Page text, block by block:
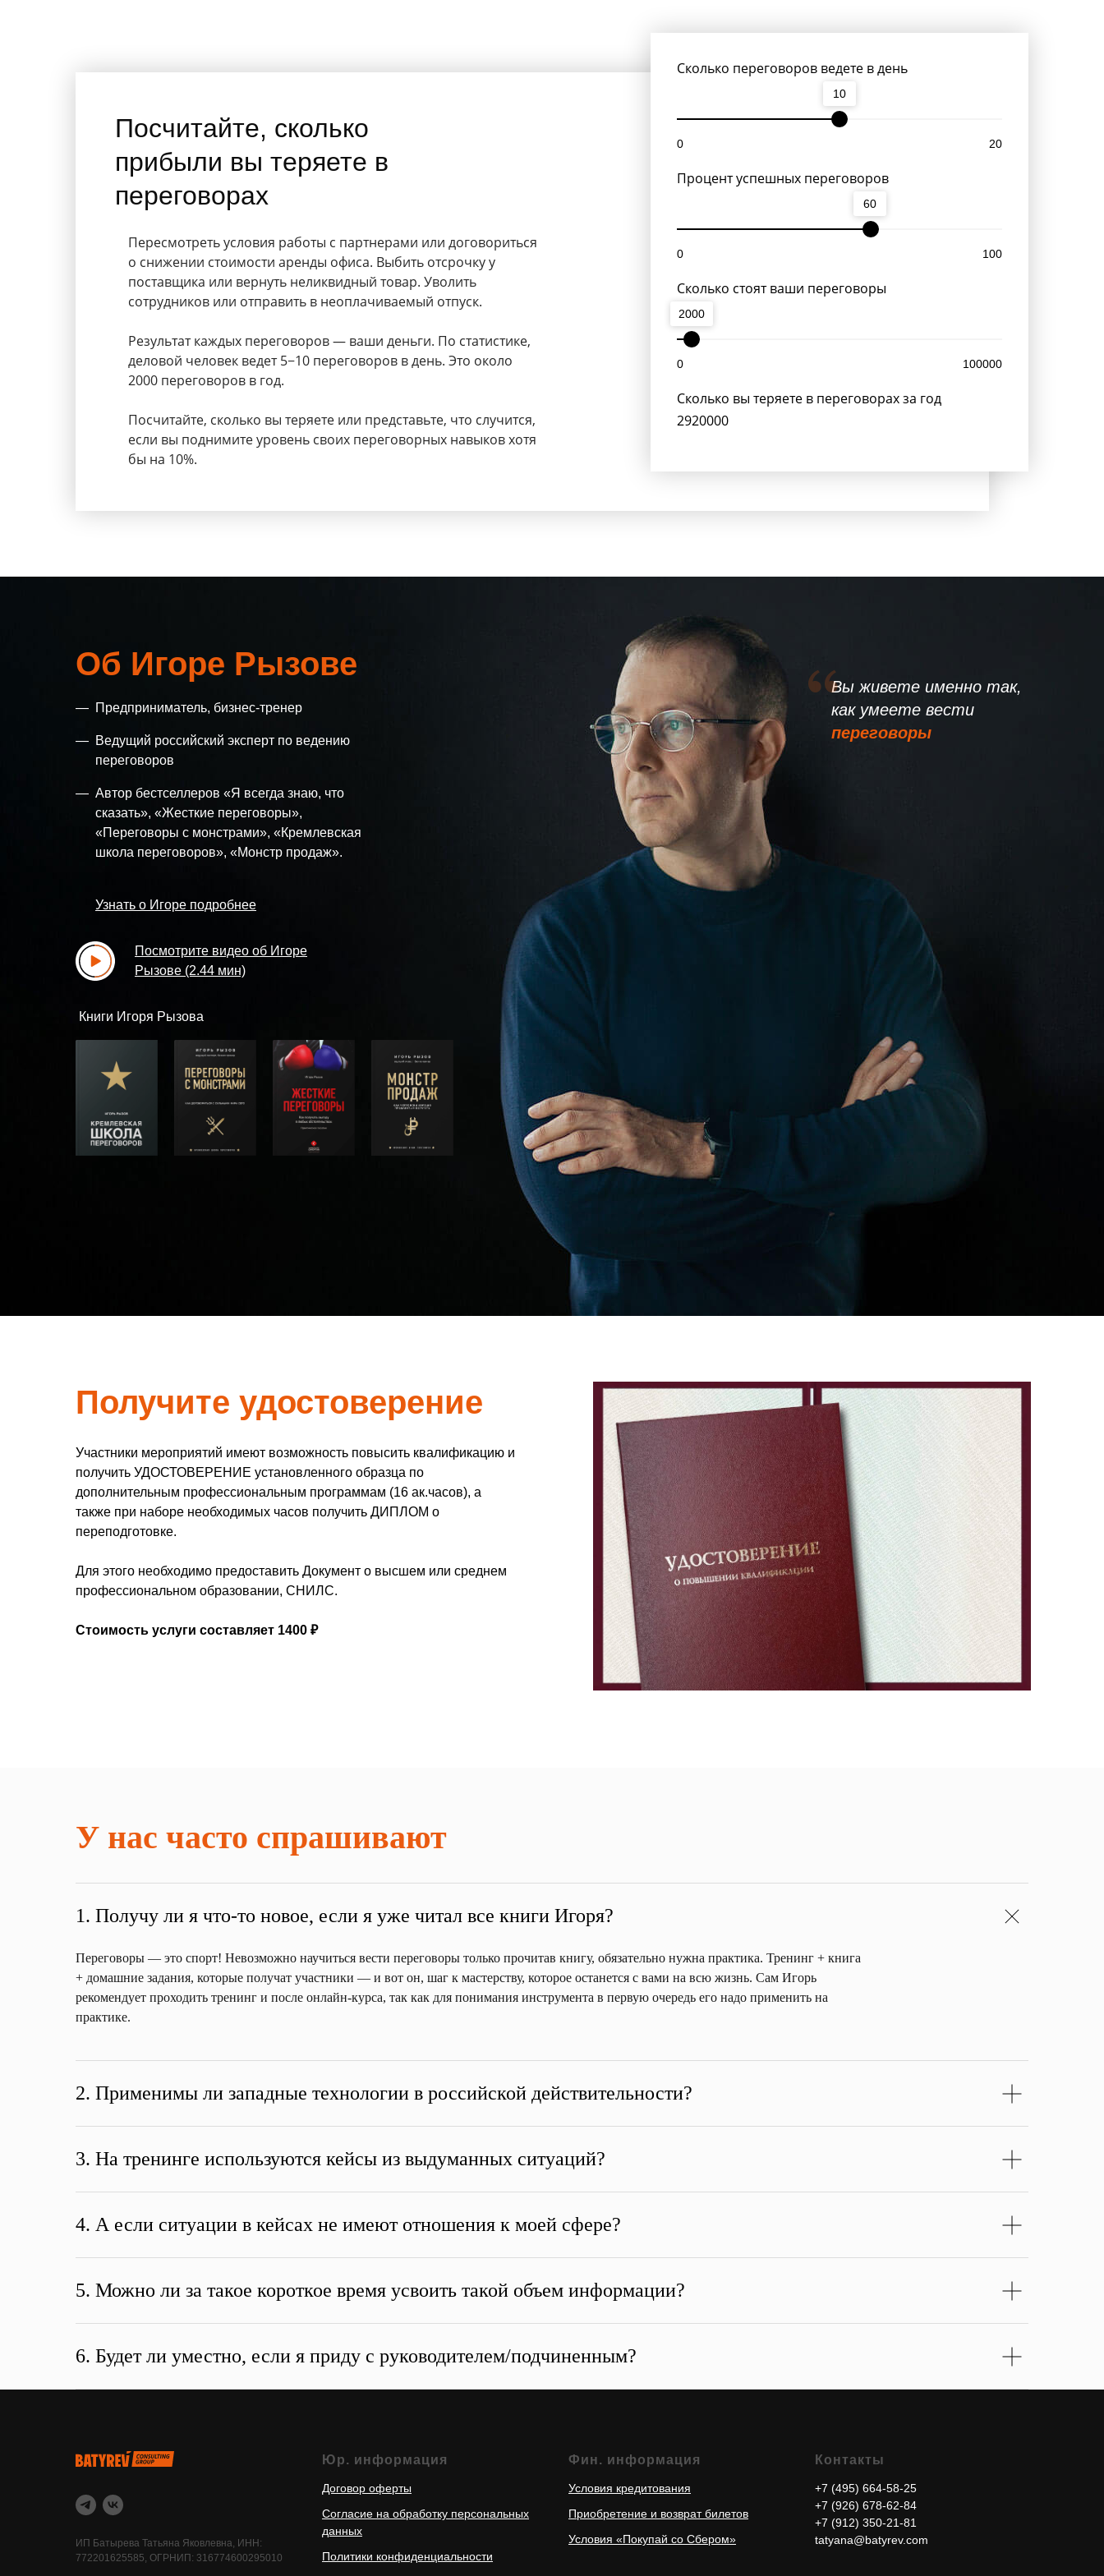
Посчитайте, сколько
прибыли вы теряете в
переговорах
Пересмотреть условия работы с партнерами или договориться
о снижении стоимости аренды офиса. Выбить отсрочку у
поставщика или вернуть неликвидный товар. Уволить
сотрудников или отправить в неоплачиваемый отпуск.
Результат каждых переговоров — ваши деньги. По статистике,
деловой человек ведет 5−10 переговоров в день. Это около
2000 переговоров в год.
Посчитайте, сколько вы теряете или представьте, что случится,
если вы поднимите уровень своих переговорных навыков хотя
бы на 10%.
Сколько переговоров ведете в день
10
0 20
Процент успешных переговоров
60
0 100
Сколько стоят ваши переговоры
2000
0 100000
Сколько вы теряете в переговорах за год
2920000
Об Игоре Рызове
— Предприниматель, бизнес-тренер
— Ведущий российский эксперт по ведению
переговоров
— Автор бестселлеров «Я всегда знаю, что
сказать», «Жесткие переговоры»,
«Переговоры с монстрами», «Кремлевская
школа переговоров», «Монстр продаж».
Узнать о Игоре подробнее
Посмотрите видео об Игоре
Рызове (2.44 мин)
Книги Игоря Рызова
Вы живете именно так,
как умеете вести
переговоры
Получите удостоверение
Участники мероприятий имеют возможность повысить квалификацию и
получить УДОСТОВЕРЕНИЕ установленного образца по
дополнительным профессиональным программам (16 ак.часов), а
также при наборе необходимых часов получить ДИПЛОМ о
переподготовке.
Для этого необходимо предоставить Документ о высшем или среднем
профессиональном образовании, СНИЛС.
Стоимость услуги составляет 1400 ₽
У нас часто спрашивают
1. Получу ли я что-то новое, если я уже читал все книги Игоря?
Переговоры — это спорт! Невозможно научиться вести переговоры только прочитав книгу, обязательно нужна практика. Тренинг + книга
+ домашние задания, которые получат участники — и вот он, шаг к мастерству, которое останется с вами на всю жизнь. Сам Игорь
рекомендует проходить тренинг и после онлайн-курса, так как для понимания инструмента в первую очередь его надо применить на
практике.
2. Применимы ли западные технологии в российской действительности?
3. На тренинге используются кейсы из выдуманных ситуаций?
4. А если ситуации в кейсах не имеют отношения к моей сфере?
5. Можно ли за такое короткое время усвоить такой объем информации?
6. Будет ли уместно, если я приду с руководителем/подчиненным?
ИП Батырева Татьяна Яковлевна, ИНН:
772201625585, ОГРНИП: 316774600295010
Юр. информация
Договор оферты
Согласие на обработку персональных
данных
Политики конфиденциальности
Фин. информация
Условия кредитования
Приобретение и возврат билетов
Условия «Покупай со Сбером»
Контакты
+7 (495) 664-58-25
+7 (926) 678-62-84
+7 (912) 350-21-81
tatyana@batyrev.com